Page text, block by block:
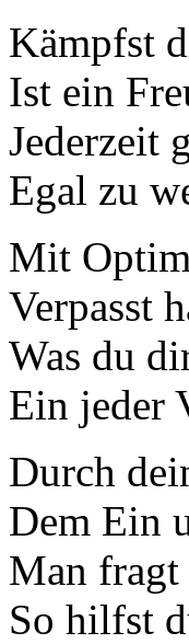
Kämpfst
Ist ein
Jederzeit
Egal zu
Mit
Verpasst
Was du
Ein jeder
Durch
Dem Ein
Man
So hilfst